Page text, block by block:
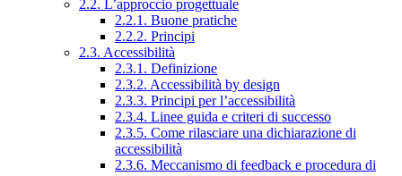
2.2. L’approccio progettuale
2.2.1. Buone pratiche
2.2.2. Principi
2.3. Accessibilità
2.3.1. Definizione
2.3.2. Accessibilità by design
2.3.3. Principi per l’accessibilità
2.3.4. Linee guida e criteri di successo
2.3.5. Come rilasciare una dichiarazione di
accessibilità
2.3.6. Meccanismo di feedback e procedura di